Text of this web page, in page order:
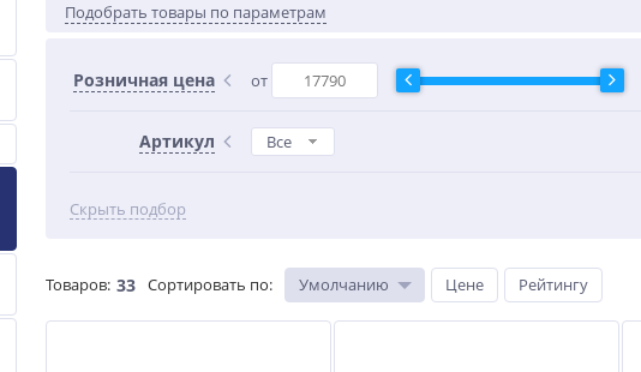
Подобрать товары по параметрам
Розничная цена от
Артикул Все
Скрыть подбор
Товаров: 33 Сортировать по: Умолчанию Цене Рейтингу